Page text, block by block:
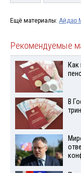
Ещё материалы: Айдар
Рекомендуемые
В